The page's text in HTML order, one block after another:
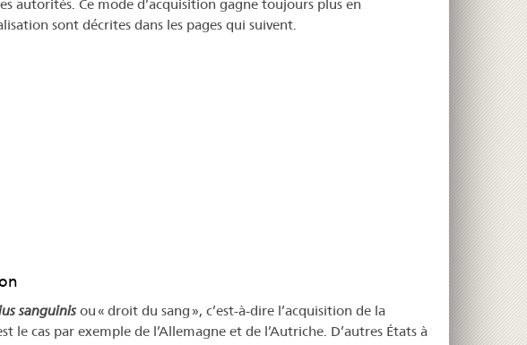
autorités. Ce mode d’acquisition gagne toujours plus en
sont décrites dans les pages qui suivent.
sanguinisou « droit du sang », c’est-à-dire l’acquisition de la
cas par exemple de l’Allemagne et de l’Autriche. D’autres États à